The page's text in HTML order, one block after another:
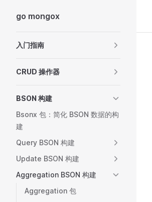
Skip to content
go mongox
入门指南
CRUD 操作器
BSON 构建
Bsonx 包：简化 BSON 数据的构
建
Query BSON 构建
Update BSON 构建
Aggregation BSON 构建
Aggregation 包